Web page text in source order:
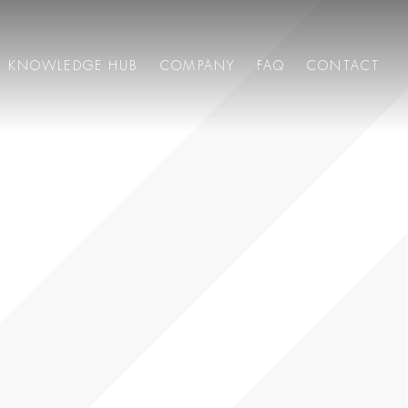
KNOWLEDGE HUB COMPANY FAQ CONTACT